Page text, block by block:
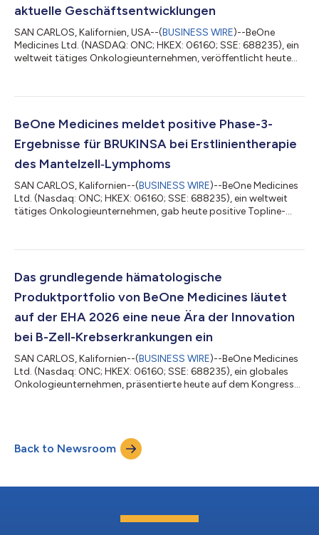
aktuelle Geschäftsentwicklungen
SAN CARLOS, Kalifornien, USA--(BUSINESS WIRE)--BeOne
Medicines Ltd. (NASDAQ: ONC; HKEX: 06160; SSE: 688235), ein
weltweit tätiges Onkologieunternehmen, veröffentlicht heute
Oyler, Mitbegründer, Chairman und CEO bei BeOne, erklärt: „Die
anhaltendes Wachstum als weltweit führendes
Onkologieunternehmen. Unser von BRUKINSA angefü...
BeOne Medicines meldet positive Phase-3-
Ergebnisse für BRUKINSA bei Erstlinientherapie
des Mantelzell‑Lymphoms
SAN CARLOS, Kalifornien--(BUSINESS WIRE)--BeOne Medicines
Ltd. (Nasdaq: ONC; HKEX: 06160; SSE: 688235), ein weltweit
tätiges Onkologieunternehmen, gab heute positive Topline-
Inhibitor BRUKINSA® (Zanubrutinib) plus Rituximab im Vergleich
mit zuvor unbehandeltem Mantelzell-Lymphom (MCL)
untersucht wird. MANGROVE ist die erste glob...
Das grundlegende hämatologische
Produktportfolio von BeOne Medicines läutet
auf der EHA 2026 eine neue Ära der Innovation
bei B-Zell-Krebserkrankungen ein
SAN CARLOS, Kalifornien--(BUSINESS WIRE)--BeOne Medicines
Ltd. (Nasdaq: ONC; HKEX: 06160; SSE: 688235), ein globales
Onkologieunternehmen, präsentierte heute auf dem Kongress
Tacabrutideg (BGB-16673), einem möglichen Best-in-Class-
Bruton-Tyrosinkinase (BTK)-Degrader, zeigten anhaltende
Ansprechraten bei vorbehandelten Patienten mit rezidiv...
Back to Newsroom